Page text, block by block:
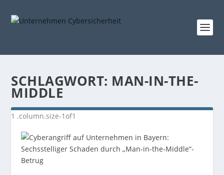
SCHLAGWORT: MAN-IN-THE-
MIDDLE